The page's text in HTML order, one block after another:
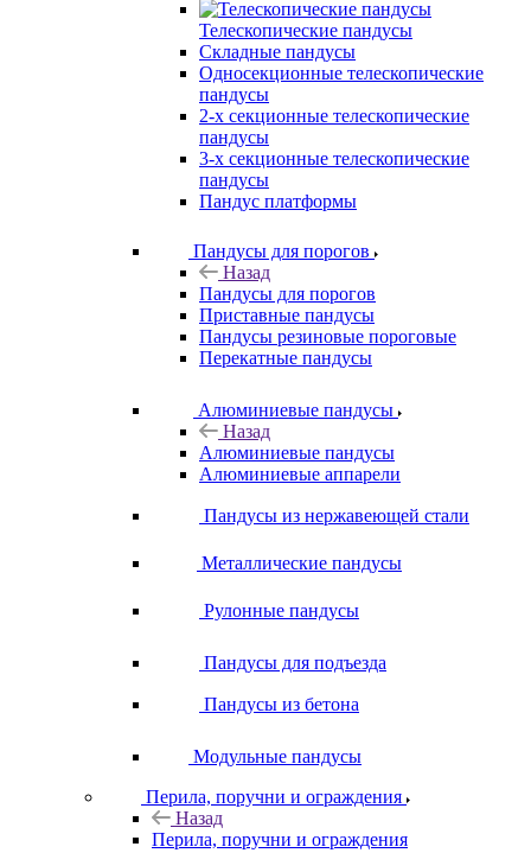
Телескопические пандусы
Складные пандусы
Односекционные телескопические
пандусы
2-х секционные телескопические
пандусы
3-х секционные телескопические
пандусы
Пандус платформы
Пандусы для порогов
Назад
Пандусы для порогов
Приставные пандусы
Пандусы резиновые пороговые
Перекатные пандусы
Алюминиевые пандусы
Назад
Алюминиевые пандусы
Алюминиевые аппарели
Пандусы из нержавеющей стали
Металлические пандусы
Рулонные пандусы
Пандусы для подъезда
Пандусы из бетона
Модульные пандусы
Перила, поручни и ограждения
Назад
Перила, поручни и ограждения